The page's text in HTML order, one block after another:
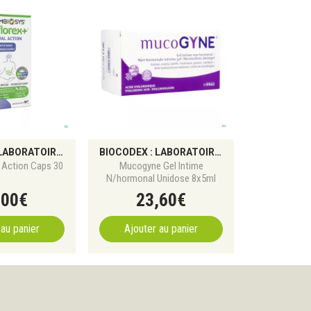
BIOCODEX : LABORATOIRE SPÉCIALISÉ DANS LES PROBIOTIQUES ET LA SANTÉ DU MICROBIOTE
Caps 30
00€
panier
BIOCODEX : LABORATOIRE SPÉCIALISÉ DANS LES PROBIOTIQUES ET LA SANTÉ DU MICROBIOTE
Mucogyne Gel Intime
N/hormonal Unidose 8x5ml
23,60€
Ajouter au panier